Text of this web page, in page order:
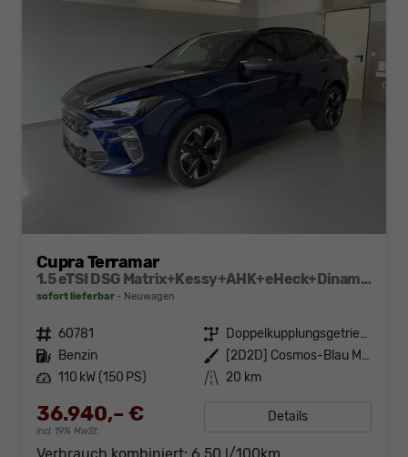
Cupra Terramar
1.5 eTSI DSG Matrix+Kessy+AHK+eHeck+Dinamica+CarPlay+eHeck+GV5
sofort lieferbar Neuwagen
Fahrzeugnr. 60781 Getriebe
Doppelkupplungsgetriebe (DSG)
Kraftstoff Benzin Außenfarbe
[2D2D] Cosmos-Blau Metallic
Leistung 110 kW (150 PS) Kilometerstand 20 km
36.940,– €
incl. 19% MwSt.
Details